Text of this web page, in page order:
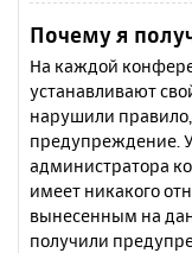
Почему я
На каждой
устанавливают
нарушили
предупреждение.
администратора
имеет никакого
вынесенным на
получили